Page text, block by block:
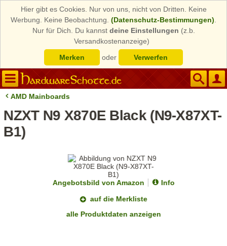
Hier gibt es Cookies. Nur von uns, nicht von Dritten. Keine
Werbung. Keine Beobachtung. (Datenschutz-Bestimmungen)
Nur für Dich. Du kannst deine Einstellungen (z.b.
Versandkostenanzeige)
Merken
oder Verwerfen
AMD Mainboards
NZXT N9 X870E Black (N9-X87XT-
B1)
Angebotsbild von Amazon
Info
auf die Merkliste
alle Produktdaten anzeigen